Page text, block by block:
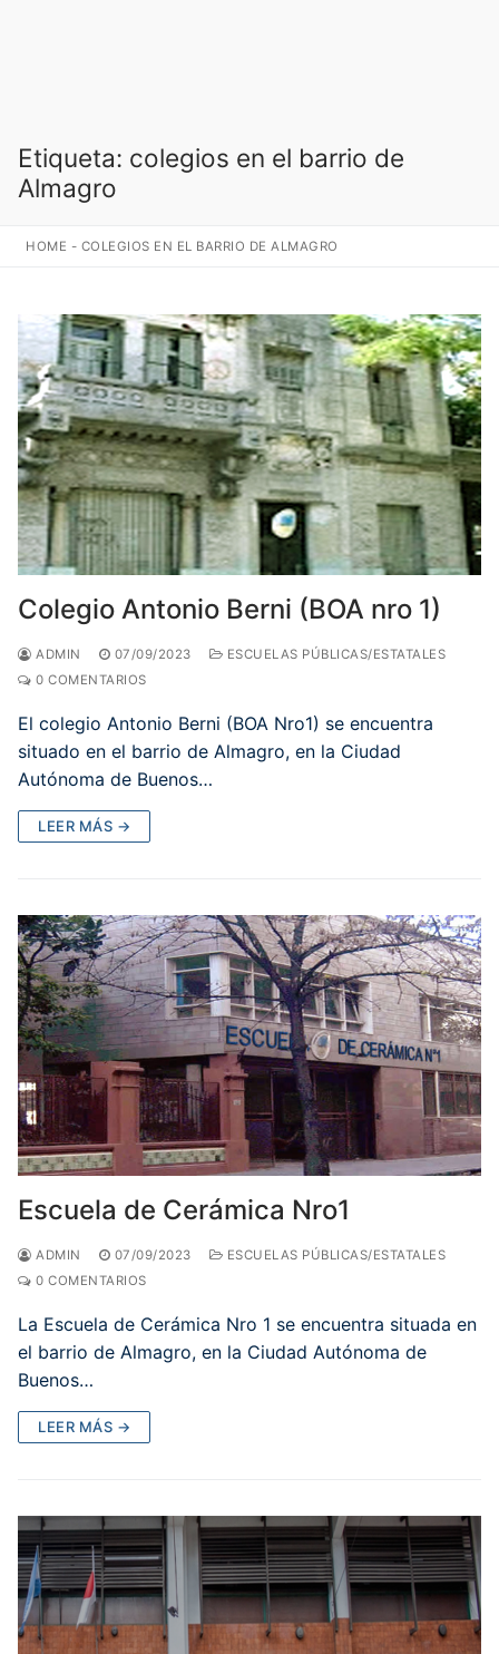
Etiqueta: colegios en el barrio de
Almagro
HOME - COLEGIOS EN EL BARRIO DE ALMAGRO
Colegio Antonio Berni (BOA nro 1)
ADMIN 07/09/2023
ESCUELAS PÚBLICAS/ESTATALES
0 COMENTARIOS
El colegio Antonio Berni (BOA Nro1) se encuentra
situado en el barrio de Almagro, en la Ciudad
Autónoma de Buenos…
LEER MÁS →
Escuela de Cerámica Nro1
ADMIN 07/09/2023
ESCUELAS PÚBLICAS/ESTATALES
0 COMENTARIOS
La Escuela de Cerámica Nro 1 se encuentra situada en
el barrio de Almagro, en la Ciudad Autónoma de
Buenos…
LEER MÁS →